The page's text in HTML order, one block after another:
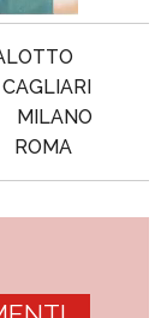
CAGLIARI
MILANO
ROMA